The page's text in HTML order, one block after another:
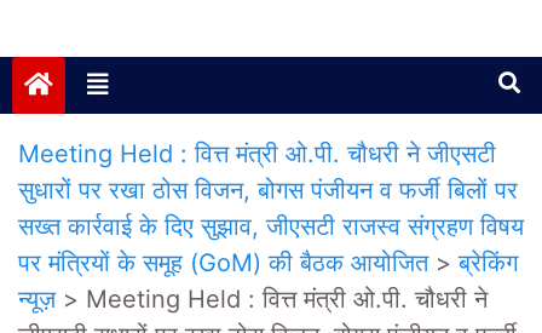
Meeting Held : वित्त मंत्री ओ.पी. चौधरी ने जीएसटी
सुधारों पर रखा ठोस विजन, बोगस पंजीयन व फर्जी बिलों पर
सख्त कार्रवाई के दिए सुझाव, जीएसटी राजस्व संग्रहण विषय
पर मंत्रियों के समूह (GoM) की बैठक आयोजित>ब्रेकिंग
न्यूज़> Meeting Held : वित्त मंत्री ओ.पी. चौधरी ने